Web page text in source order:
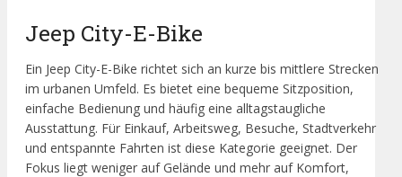
Jeep City-E-Bike
Ein Jeep City-E-Bike richtet sich an kurze bis mittlere Strecken
im urbanen Umfeld. Es bietet eine bequeme Sitzposition,
einfache Bedienung und häufig eine alltagstaugliche
Ausstattung. Für Einkauf, Arbeitsweg, Besuche, Stadtverkehr
und entspannte Fahrten ist diese Kategorie geeignet. Der
Fokus liegt weniger auf Gelände und mehr auf Komfort,